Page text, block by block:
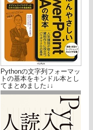
Pythonの文字列フォーマッ
トの基本をキンドル本とし
てまとめました↓↓